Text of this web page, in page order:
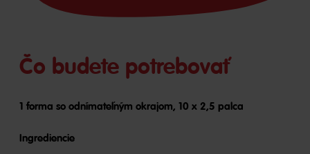
Čo budete potrebovať
1 forma so odnímateľným okrajom, 10 x 2,5 palca
Ingrediencie